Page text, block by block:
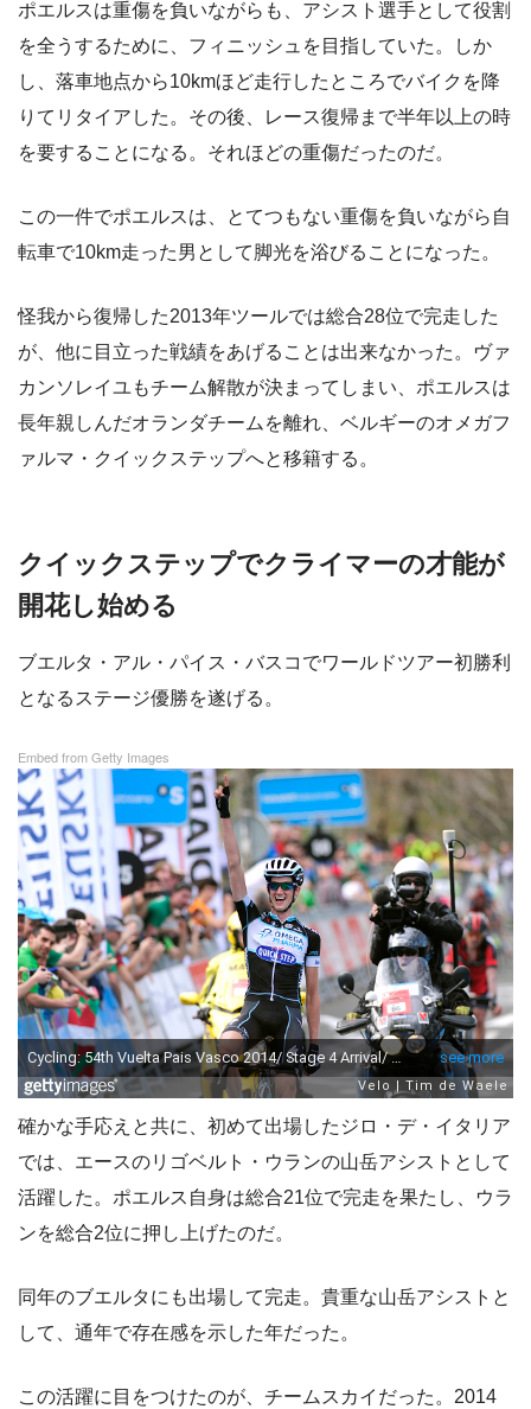
ポエルスは重傷を負いながらも、アシスト選手として役割
を全うするために、フィニッシュを目指していた。しか
し、落車地点から10kmほど走行したところでバイクを降
りてリタイアした。その後、レース復帰まで半年以上の時
を要することになる。それほどの重傷だったのだ。
この一件でポエルスは、とてつもない重傷を負いながら自
転車で10km走った男として脚光を浴びることになった。
怪我から復帰した2013年ツールでは総合28位で完走した
が、他に目立った戦績をあげることは出来なかった。ヴァ
カンソレイユもチーム解散が決まってしまい、ポエルスは
長年親しんだオランダチームを離れ、ベルギーのオメガフ
ァルマ・クイックステップへと移籍する。
クイックステップでクライマーの才能が
開花し始める
ブエルタ・アル・パイス・バスコでワールドツアー初勝利
となるステージ優勝を遂げる。
Embed from Getty Images
確かな手応えと共に、初めて出場したジロ・デ・イタリア
では、エースのリゴベルト・ウランの山岳アシストとして
活躍した。ポエルス自身は総合21位で完走を果たし、ウラ
ンを総合2位に押し上げたのだ。
同年のブエルタにも出場して完走。貴重な山岳アシストと
して、通年で存在感を示した年だった。
この活躍に目をつけたのが、チームスカイだった。2014